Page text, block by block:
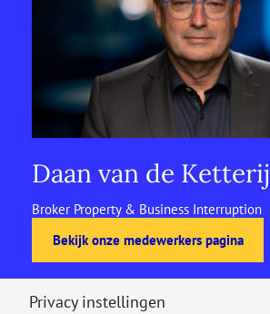
Daan van de Ketterij
Broker Property & Business Interruption
Bekijk onze medewerkers pagina
Privacy instellingen